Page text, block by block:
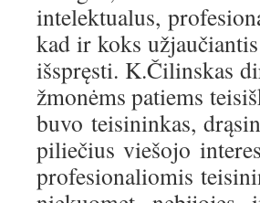
intelektualus,
kad ir koks
išspręsti. K.Čilinskas
žmonėms patiems
buvo teisininkas,
piliečius viešojo
profesionaliomis